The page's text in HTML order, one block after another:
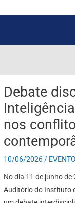
Debate
nos
10/06/2026 /
No dia 11 de junho
Auditório do Instituto